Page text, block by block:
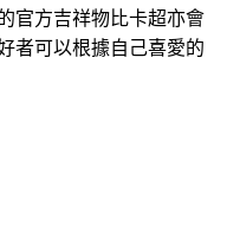
官方吉祥物比卡超亦會
者可以根據自己喜愛的